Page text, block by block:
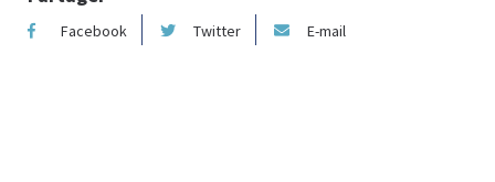
Facebook Twitter E-mail